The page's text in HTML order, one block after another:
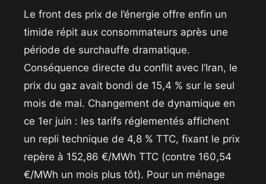
​Le front des prix de l’énergie offre enfin un
timide répit aux consommateurs après une
période de surchauffe dramatique.
Conséquence directe du conflit avec l’Iran, le
prix du gaz avait bondi de 15,4 % sur le seul
mois de mai. Changement de dynamique en
ce 1er juin : les tarifs réglementés affichent
un repli technique de 4,8 % TTC, fixant le prix
repère à 152,86 €/MWh TTC (contre 160,54
€/MWh un mois plus tôt). Pour un ménage